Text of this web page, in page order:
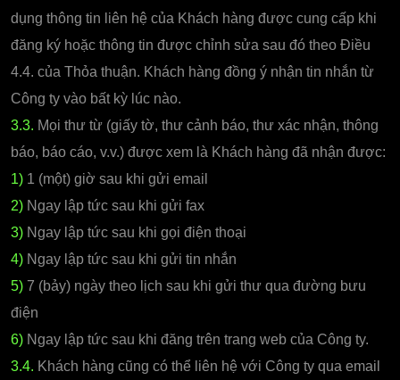
dụng thông tin liên hệ của Khách hàng được cung cấp khi
đăng ký hoặc thông tin được chỉnh sửa sau đó theo Điều
4.4. của Thỏa thuận. Khách hàng đồng ý nhận tin nhắn từ
Công ty vào bất kỳ lúc nào.
3.3. Mọi thư từ (giấy tờ, thư cảnh báo, thư xác nhận, thông
báo, báo cáo, v.v.) được xem là Khách hàng đã nhận được:
1) 1 (một) giờ sau khi gửi email
2) Ngay lập tức sau khi gửi fax
3) Ngay lập tức sau khi gọi điện thoại
4) Ngay lập tức sau khi gửi tin nhắn
5) 7 (bảy) ngày theo lịch sau khi gửi thư qua đường bưu
điện
6) Ngay lập tức sau khi đăng trên trang web của Công ty.
3.4. Khách hàng cũng có thể liên hệ với Công ty qua email